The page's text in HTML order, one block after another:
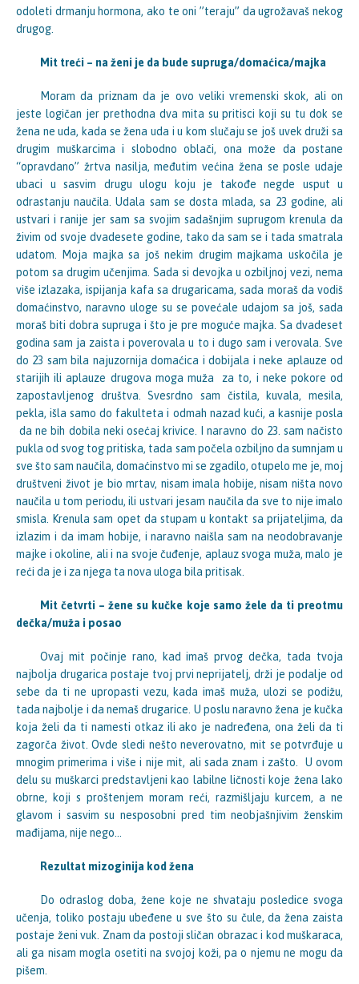
odoleti drmanju hormona, ako te oni ”teraju” da ugrožavaš nekog
drugog.
Mit treći – na ženi je da bude supruga/domaćica/majka
Moram da priznam da je ovo veliki vremenski skok, ali on
jeste logičan jer prethodna dva mita su pritisci koji su tu dok se
žena ne uda, kada se žena uda i u kom slučaju se još uvek druži sa
drugim muškarcima i slobodno oblači, ona može da postane
“opravdano” žrtva nasilja, međutim većina žena se posle udaje
ubaci u sasvim drugu ulogu koju je takođe negde usput u
odrastanju naučila. Udala sam se dosta mlada, sa 23 godine, ali
ustvari i ranije jer sam sa svojim sadašnjim suprugom krenula da
živim od svoje dvadesete godine, tako da sam se i tada smatrala
udatom. Moja majka sa još nekim drugim majkama uskočila je
potom sa drugim učenjima. Sada si devojka u ozbiljnoj vezi, nema
više izlazaka, ispijanja kafa sa drugaricama, sada moraš da vodiš
domaćinstvo, naravno uloge su se povećale udajom sa još, sada
moraš biti dobra supruga i što je pre moguće majka. Sa dvadeset
godina sam ja zaista i poverovala u to i dugo sam i verovala. Sve
do 23 sam bila najuzornija domaćica i dobijala i neke aplauze od
starijih ili aplauze drugova moga muža za to, i neke pokore od
zapostavljenog društva. Svesrdno sam čistila, kuvala, mesila,
pekla, išla samo do fakulteta i odmah nazad kući, a kasnije posla
da ne bih dobila neki osećaj krivice. I naravno do 23. sam načisto
pukla od svog tog pritiska, tada sam počela ozbiljno da sumnjam u
sve što sam naučila, domaćinstvo mi se zgadilo, otupelo me je, moj
društveni život je bio mrtav, nisam imala hobije, nisam ništa novo
naučila u tom periodu, ili ustvari jesam naučila da sve to nije imalo
smisla. Krenula sam opet da stupam u kontakt sa prijateljima, da
izlazim i da imam hobije, i naravno naišla sam na neodobravanje
majke i okoline, ali i na svoje čuđenje, aplauz svoga muža, malo je
reći da je i za njega ta nova uloga bila pritisak.
Mit četvrti – žene su kučke koje samo žele da ti preotmu
dečka/muža i posao
Ovaj mit počinje rano, kad imaš prvog dečka, tada tvoja
najbolja drugarica postaje tvoj prvi neprijatelj, drži je podalje od
sebe da ti ne upropasti vezu, kada imaš muža, ulozi se podižu,
tada najbolje i da nemaš drugarice. U poslu naravno žena je kučka
koja želi da ti namesti otkaz ili ako je nadređena, ona želi da ti
zagorča život. Ovde sledi nešto neverovatno, mit se potvrđuje u
mnogim primerima i više i nije mit, ali sada znam i zašto. U ovom
delu su muškarci predstavljeni kao labilne ličnosti koje žena lako
obrne, koji s proštenjem moram reći, razmišljaju kurcem, a ne
glavom i sasvim su nesposobni pred tim neobjašnjivim ženskim
mađijama, nije nego…
Rezultat mizoginija kod žena
Do odraslog doba, žene koje ne shvataju posledice svoga
učenja, toliko postaju ubeđene u sve što su čule, da žena zaista
postaje ženi vuk. Znam da postoji sličan obrazac i kod muškaraca,
ali ga nisam mogla osetiti na svojoj koži, pa o njemu ne mogu da
pišem.